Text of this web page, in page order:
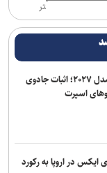
تر
کوروت گرند اسپرت X مدل ۲۰۲۷؛ اثبات جادوی
اسپرت
در اروپا به رکورد